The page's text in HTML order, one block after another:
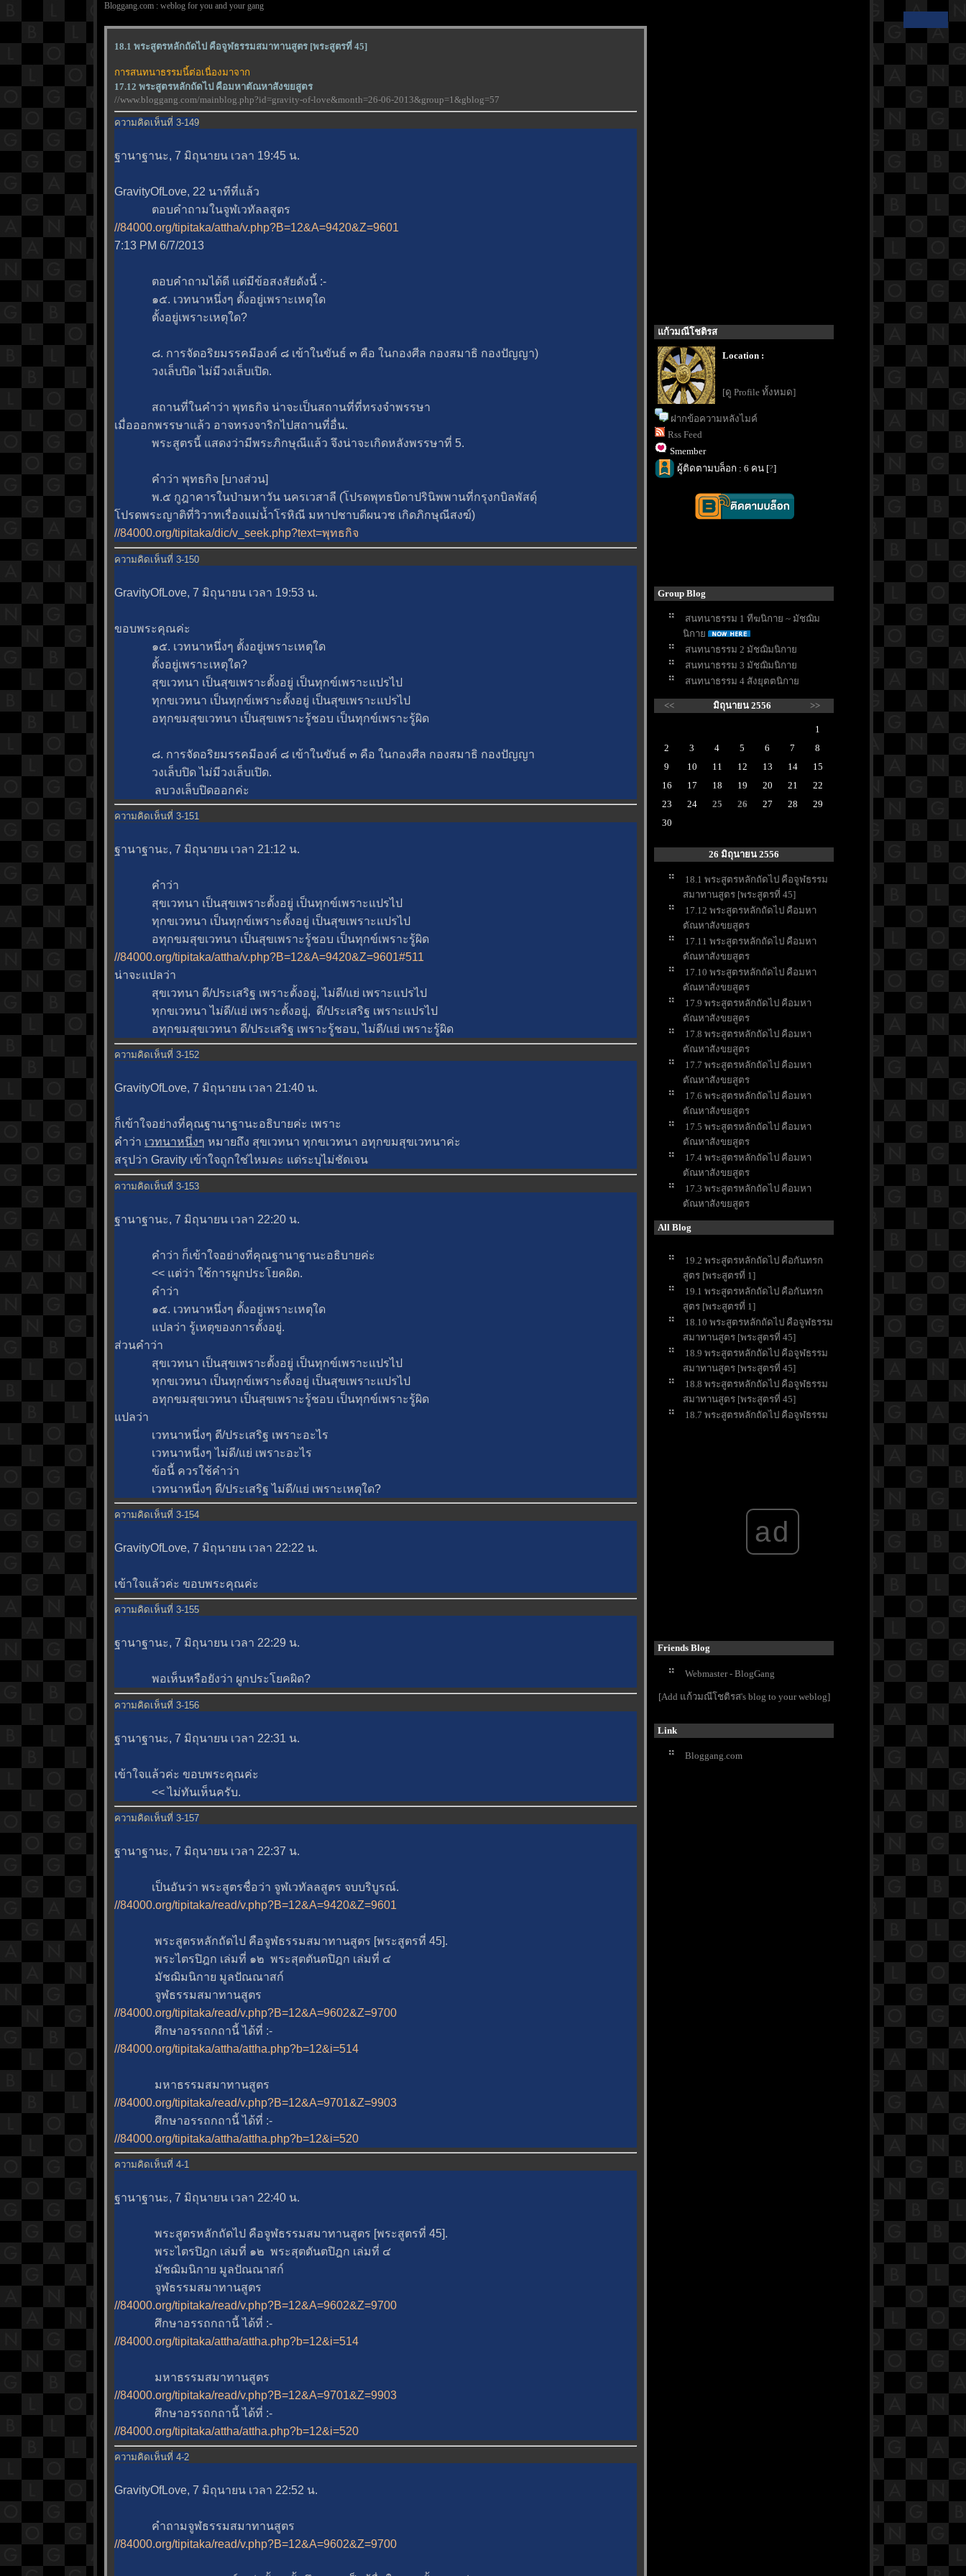
Bloggang.com : weblog for you and your gang
18.1 พระสูตรหลักถัดไป คือจูฬธรรมสมาทานสูตร [พระสูตรที่ 45]
การสนทนาธรรมนี้ต่อเนื่องมาจาก
17.12 พระสูตรหลักถัดไป คือมหาตัณหาสังขยสูตร
//www.bloggang.com/mainblog.php?id=gravity-of-love&month=26-06-2013&group=1&gblog=57
ความคิดเห็นที่ 3-149
ฐานาฐานะ, 7 มิถุนายน เวลา 19:45 น.
GravityOfLove, 22 นาทีที่แล้ว
ตอบคำถามในจูฬเวทัลลสูตร
//84000.org/tipitaka/attha/v.php?B=12&A=9420&Z=9601
7:13 PM 6/7/2013
ตอบคำถามได้ดี แต่มีข้อสงสัยดังนี้ :-
๑๕. เวทนาหนึ่งๆ ตั้งอยู่เพราะเหตุใด
ตั้งอยู่เพราะเหตุใด?
๘. การจัดอริยมรรคมีองค์ ๘ เข้าในขันธ์ ๓ คือ ในกองศีล กองสมาธิ กองปัญญา)
วงเล็บปิด ไม่มีวงเล็บเปิด.
สถานที่ในคำว่า พุทธกิจ น่าจะเป็นสถานที่ที่ทรงจำพรรษา
เมื่อออกพรรษาแล้ว อาจทรงจาริกไปสถานที่อื่น.
พระสูตรนี้ แสดงว่ามีพระภิกษุณีแล้ว จึงน่าจะเกิดหลังพรรษาที่ 5.
คำว่า พุทธกิจ [บางส่วน]
พ.๕ กูฎาคารในป่ามหาวัน นครเวสาลี (โปรดพุทธบิดาปรินิพพานที่กรุงกบิลพัสดุ์
ปรดพระญาติที่วิวาทเรื่องแม่น้ำโรหิณี มหาปชาบดีผนวช เกิดภิกษุณีสงฆ์)
//84000.org/tipitaka/dic/v_seek.php?text=พุทธกิจ
ความคิดเห็นที่ 3-150
GravityOfLove, 7 มิถุนายน เวลา 19:53 น.
ขอบพระคุณค่ะ
๑๕. เวทนาหนึ่งๆ ตั้งอยู่เพราะเหตุใด
ตั้งอยู่เพราะเหตุใด?
สุขเวทนา เป็นสุขเพราะตั้งอยู่ เป็นทุกข์เพราะแปรไป
ทุกขเวทนา เป็นทุกข์เพราะตั้งอยู่ เป็นสุขเพราะแปรไป
อทุกขมสุขเวทนา เป็นสุขเพราะรู้ชอบ เป็นทุกข์เพราะรู้ผิด
๘. การจัดอริยมรรคมีองค์ ๘ เข้าในขันธ์ ๓ คือ ในกองศีล กองสมาธิ กองปัญญา
วงเล็บปิด ไม่มีวงเล็บเปิด.
ลบวงเล็บปิดออกค่ะ
ความคิดเห็นที่ 3-151
ฐานาฐานะ, 7 มิถุนายน เวลา 21:12 น.
คำว่า
สุขเวทนา เป็นสุขเพราะตั้งอยู่ เป็นทุกข์เพราะแปรไป
ทุกขเวทนา เป็นทุกข์เพราะตั้งอยู่ เป็นสุขเพราะแปรไป
อทุกขมสุขเวทนา เป็นสุขเพราะรู้ชอบ เป็นทุกข์เพราะรู้ผิด
//84000.org/tipitaka/attha/v.php?B=12&A=9420&Z=9601#511
น่าจะแปลว่า
สุขเวทนา ดี/ประเสริฐ เพราะตั้งอยู่, ไม่ดี/แย่ เพราะแปรไป
ทุกขเวทนา ไม่ดี/แย่ เพราะตั้งอยู่, ดี/ประเสริฐ เพราะแปรไป
อทุกขมสุขเวทนา ดี/ประเสริฐ เพราะรู้ชอบ, ไม่ดี/แย่ เพราะรู้ผิด
ความคิดเห็นที่ 3-152
GravityOfLove, 7 มิถุนายน เวลา 21:40 น.
ก็เข้าใจอย่างที่คุณฐานาฐานะอธิบายค่ะ เพราะ
คำว่า เวทนาหนึ่งๆ หมายถึง สุขเวทนา ทุกขเวทนา อทุกขมสุขเวทนาค่ะ
สรุปว่า Gravity เข้าใจถูกใช่ไหมคะ แต่ระบุไม่ชัดเจน
ความคิดเห็นที่ 3-153
ฐานาฐานะ, 7 มิถุนายน เวลา 22:20 น.
คำว่า ก็เข้าใจอย่างที่คุณฐานาฐานะอธิบายค่ะ
<< แต่ว่า ใช้การผูกประโยคผิด.
คำว่า
๑๕. เวทนาหนึ่งๆ ตั้งอยู่เพราะเหตุใด
ปลว่า รู้เหตุของการตั้งอยู่.
ส่วนคำว่า
สุขเวทนา เป็นสุขเพราะตั้งอยู่ เป็นทุกข์เพราะแปรไป
ทุกขเวทนา เป็นทุกข์เพราะตั้งอยู่ เป็นสุขเพราะแปรไป
อทุกขมสุขเวทนา เป็นสุขเพราะรู้ชอบ เป็นทุกข์เพราะรู้ผิด
ปลว่า
เวทนาหนึ่งๆ ดี/ประเสริฐ เพราะอะไร
เวทนาหนึ่งๆ ไม่ดี/แย่ เพราะอะไร
ข้อนี้ ควรใช้คำว่า
เวทนาหนึ่งๆ ดี/ประเสริฐ ไม่ดี/แย่ เพราะเหตุใด?
ความคิดเห็นที่ 3-154
GravityOfLove, 7 มิถุนายน เวลา 22:22 น.
เข้าใจแล้วค่ะ ขอบพระคุณค่ะ
ความคิดเห็นที่ 3-155
ฐานาฐานะ, 7 มิถุนายน เวลา 22:29 น.
พอเห็นหรือยังว่า ผูกประโยคผิด?
ความคิดเห็นที่ 3-156
ฐานาฐานะ, 7 มิถุนายน เวลา 22:31 น.
เข้าใจแล้วค่ะ ขอบพระคุณค่ะ
<< ไม่ทันเห็นครับ.
ความคิดเห็นที่ 3-157
ฐานาฐานะ, 7 มิถุนายน เวลา 22:37 น.
เป็นอันว่า พระสูตรชื่อว่า จูฬเวทัลลสูตร จบบริบูรณ์.
//84000.org/tipitaka/read/v.php?B=12&A=9420&Z=9601
พระสูตรหลักถัดไป คือจูฬธรรมสมาทานสูตร [พระสูตรที่ 45].
พระไตรปิฎก เล่มที่ ๑๒ พระสุตตันตปิฎก เล่มที่ ๔
มัชฌิมนิกาย มูลปัณณาสก์
จูฬธรรมสมาทานสูตร
//84000.org/tipitaka/read/v.php?B=12&A=9602&Z=9700
ศึกษาอรรถกถานี้ ได้ที่ :-
//84000.org/tipitaka/attha/attha.php?b=12&i=514
มหาธรรมสมาทานสูตร
//84000.org/tipitaka/read/v.php?B=12&A=9701&Z=9903
ศึกษาอรรถกถานี้ ได้ที่ :-
//84000.org/tipitaka/attha/attha.php?b=12&i=520
ความคิดเห็นที่ 4-1
ฐานาฐานะ, 7 มิถุนายน เวลา 22:40 น.
พระสูตรหลักถัดไป คือจูฬธรรมสมาทานสูตร [พระสูตรที่ 45].
พระไตรปิฎก เล่มที่ ๑๒ พระสุตตันตปิฎก เล่มที่ ๔
มัชฌิมนิกาย มูลปัณณาสก์
จูฬธรรมสมาทานสูตร
//84000.org/tipitaka/read/v.php?B=12&A=9602&Z=9700
ศึกษาอรรถกถานี้ ได้ที่ :-
//84000.org/tipitaka/attha/attha.php?b=12&i=514
มหาธรรมสมาทานสูตร
//84000.org/tipitaka/read/v.php?B=12&A=9701&Z=9903
ศึกษาอรรถกถานี้ ได้ที่ :-
//84000.org/tipitaka/attha/attha.php?b=12&i=520
ความคิดเห็นที่ 4-2
GravityOfLove, 7 มิถุนายน เวลา 22:52 น.
คำถามจูฬธรรมสมาทานสูตร
//84000.org/tipitaka/read/v.php?B=12&A=9602&Z=9700
ก้วมณีโชติรส
Location :
[ดู Profile ทั้งหมด]
ฝากข้อความหลังไมค์
Rss Feed
Smember
ผู้ติดตามบล็อก : 6 คน [?]
Group Blog
สนทนาธรรม 1 ทีฆนิกาย ~ มัชฌิม
นิกา
สนทนาธรรม 2 มัชฌิมนิกา
สนทนาธรรม 3 มัชฌิมนิกา
สนทนาธรรม 4 สังยุตตนิกา
<< มิถุนายน 2556 >>
1
2
3 4 5 6 7
8
9
10 11 12 13 14
15
16
17 18 19 20 21
22
23
24 25 26 27 28
29
30
26 มิถุนายน 2556
18.1 พระสูตรหลักถัดไป คือจูฬธรรม
สมาทานสูตร [พระสูตรที่ 45]
17.12 พระสูตรหลักถัดไป คือมหา
ตัณหาสังขยสูตร
17.11 พระสูตรหลักถัดไป คือมหา
ตัณหาสังขยสูตร
17.10 พระสูตรหลักถัดไป คือมหา
ตัณหาสังขยสูตร
17.9 พระสูตรหลักถัดไป คือมหา
ตัณหาสังขยสูตร
17.8 พระสูตรหลักถัดไป คือมหา
ตัณหาสังขยสูตร
17.7 พระสูตรหลักถัดไป คือมหา
ตัณหาสังขยสูตร
17.6 พระสูตรหลักถัดไป คือมหา
ตัณหาสังขยสูตร
17.5 พระสูตรหลักถัดไป คือมหา
ตัณหาสังขยสูตร
17.4 พระสูตรหลักถัดไป คือมหา
ตัณหาสังขยสูตร
17.3 พระสูตรหลักถัดไป คือมหา
ตัณหาสังขยสูตร
All Blog
19.2 พระสูตรหลักถัดไป คือกันทรก
สูตร [พระสูตรที่ 1]
19.1 พระสูตรหลักถัดไป คือกันทรก
สูตร [พระสูตรที่ 1]
18.10 พระสูตรหลักถัดไป คือจูฬธรรม
สมาทานสูตร [พระสูตรที่ 45]
18.9 พระสูตรหลักถัดไป คือจูฬธรรม
สมาทานสูตร [พระสูตรที่ 45]
18.8 พระสูตรหลักถัดไป คือจูฬธรรม
สมาทานสูตร [พระสูตรที่ 45]
18.7 พระสูตรหลักถัดไป คือจูฬธรรม
18.4 พระสูตรหลักถัดไป คือจูฬธรรม
สมาทานสูตร [พระสูตรที่ 45]
18.3 พระสูตรหลักถัดไป คือจูฬธรรม
สมาทานสูตร [พระสูตรที่ 45]
17.12 พระสูตรหลักถัดไป คือมหา
17.11 พระสูตรหลักถัดไป คือมหา
ตัณหาสังขยสูตร
ตัณหาสังขยสูตร
17.9 พระสูตรหลักถัดไป คือมหา
ตัณหาสังขยสูตร
ad
Friends Blog
Webmaster - BlogGang
[Add แก้วมณีโชติรส's blog to your weblog]
Link
Bloggang.com